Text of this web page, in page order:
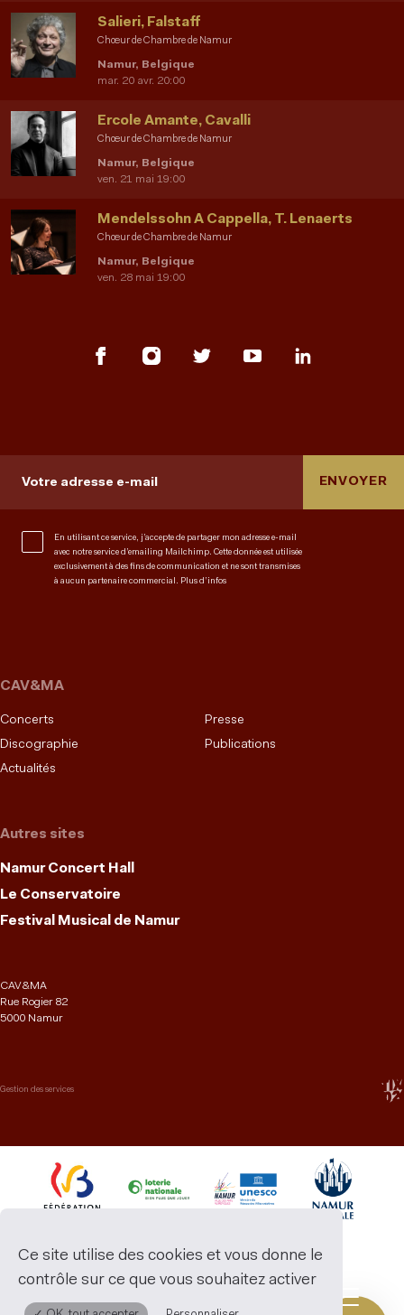
Chœur de Chambre de Namur
Salieri, Falstaff
Namur, Belgique
mar. 20 avr. 20:00
Chœur de Chambre de Namur
Ercole Amante, Cavalli
Namur, Belgique
ven. 21 mai 19:00
Chœur de Chambre de Namur
Mendelssohn A Cappella, T. Lenaerts
Namur, Belgique
ven. 28 mai 19:00
Votre adresse e-mail
En utilisant ce service, j’accepte de partager mon adresse e-mail
avec notre service d’emailing Mailchimp. Cette donnée est utilisée
exclusivement à des fins de communication et ne sont transmises
à aucun partenaire commercial.
Plus d’infos
ENVOYER
Autres sites
Namur Concert Hall
Le Conservatoire
Festival Musical de Namur
CAV&MA
Concerts
Presse
Discographie
Publications
Actualités
CAV&MA
Rue Rogier 82
5000 Namur
Gestion des services
Ce site utilise des cookies et vous donne le
contrôle sur ce que vous souhaitez activer